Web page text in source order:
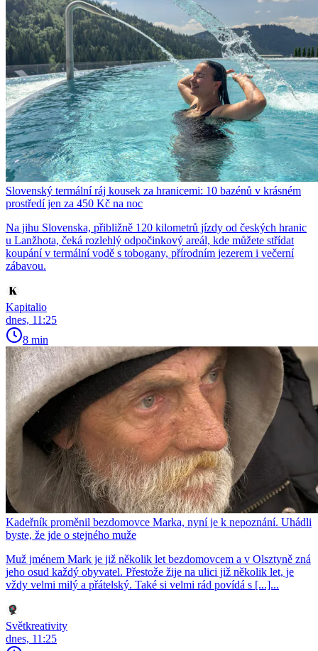
Slovenský termální ráj kousek za hranicemi: 10 bazénů v krásném
prostředí jen za 450 Kč na noc
Na jihu Slovenska, přibližně 120 kilometrů jízdy od českých hranic
u Lanžhota, čeká rozlehlý odpočinkový areál, kde můžete střídat
koupání v termální vodě s tobogany, přírodním jezerem i večerní
zábavou.
Kapitalio
dnes, 11:25
8 min
Kadeřník proměnil bezdomovce Marka, nyní je k nepoznání. Uhádli
byste, že jde o stejného muže
Muž jménem Mark je již několik let bezdomovcem a v Olsztyně zná
jeho osud každý obyvatel. Přestože žije na ulici již několik let, je
vždy velmi milý a přátelský. Také si velmi rád povídá s [...]...
Světkreativity
dnes, 11:25